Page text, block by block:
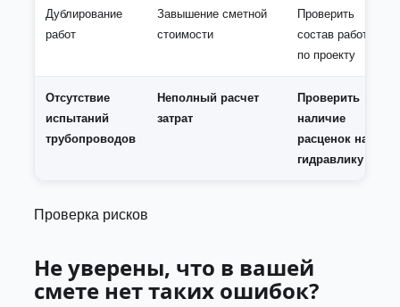
Дублирование
работ
Завышение сметной
стоимости
Проверить
состав работ
по проекту
Отсутствие
испытаний
трубопроводов
Неполный расчет
затрат
Проверить
наличие
расценок на
гидравлику
Проверка рисков
Не уверены, что в вашей
смете нет таких ошибок?